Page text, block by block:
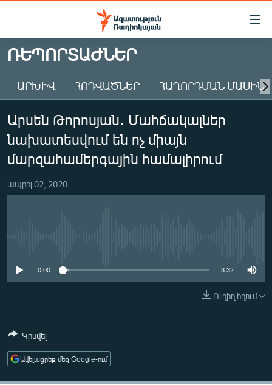
Մատչելիության
Անցնել
հիմնական
Անցնել
հիմնական
մենյուին
Որոնում
ԱԶԱՏՈՒԹՅՈՒՆ TV
ՀԱՅԱՍՏԱՆ
ԸՆՏՐՈՒԹՅՈՒՆՆԵՐ 2026
ԻՐԱՎՈՒՆՔ
ՏՆՏԵՍՈՒԹՅՈՒՆ
ՄԻՋԱԶԳԱՅԻՆ
ՄԵԿՆԱԲԱՆՈՒԹՅՈՒՆ
ՏՏ ԵՒ ԻՆՏԵՐՆԵՏ
ՌԵՊՈՐՏԱԺՆԵՐ
ԱՐԽԻՎ ՀՈԴՎԱԾՆԵՐ ՀԱՂՈՐԴՄԱՆ ՄԱՍԻՆ
Արսեն Թորոսյան․ Մահճակալներ
նախատեսվում են ոչ միայն
մարզահամերգային համալիրում
ապրիլ 02, 2020
0:00 3:32
Ուղիղ հղում
Կիսվել
Ավելացրեք մեզ Google-ում